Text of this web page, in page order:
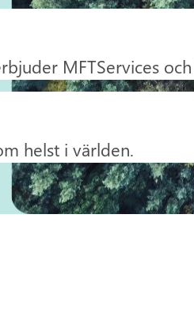
MFTServices och
helst i världen.